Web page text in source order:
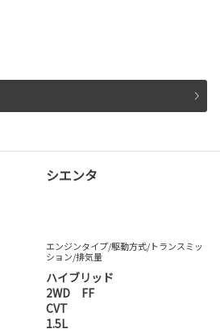
シエンタ
エンジンタイプ/駆動方式/トランスミッ
ション/排気量
ハイブリッド
2WD FF
CVT
1.5L